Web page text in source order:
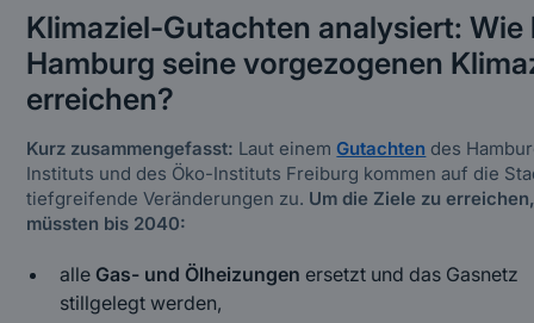
Klimaziel-Gutachten analysiert: Wie
Hamburg seine vorgezogenen
erreichen?
Kurz zusammengefasst: Laut einemGutachten des
Instituts und des Öko-Instituts Freiburg kommen auf die
tiefgreifende Veränderungen zu. Um die Ziele zu
müssten bis 2040:
alle Gas- und Ölheizungen ersetzt und das Gasnetz
stillgelegt werden,